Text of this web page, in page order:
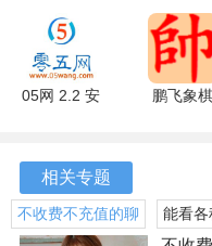
2、通过我们的后台来进
学习情况。
版
子版 1.0.39
最新版
05网 2.2 安
鹏飞象棋
相关专题
不收费不充值的聊
天软件
能看各
览